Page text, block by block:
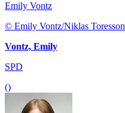
Emily Vontz
© Emily Vontz/Niklas Toresson
Vontz, Emily
SPD
()